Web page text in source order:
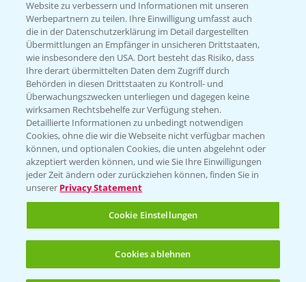
Bayer Global
Bayer CropScience World
Bayer Karriere
Bayer CropScience Austria
Bayer CropScience Schweiz
Presse
Vegetables Deutschland
Infos
LINKS
Apps
Website zu verbessern und Informationen mit unseren
Werbepartnern zu teilen. Ihre Einwilligung umfasst auch
die in der Datenschutzerklärung im Detail dargestellten
Übermittlungen an Empfänger in unsicheren Drittstaaten,
wie insbesondere den USA. Dort besteht das Risiko, dass
Ihre derart übermittelten Daten dem Zugriff durch
Behörden in diesen Drittstaaten zu Kontroll- und
Überwachungszwecken unterliegen und dagegen keine
wirksamen Rechtsbehelfe zur Verfügung stehen.
Detaillierte Informationen zu unbedingt notwendigen
Cookies, ohne die wir die Webseite nicht verfügbar machen
können, und optionalen Cookies, die unten abgelehnt oder
akzeptiert werden können, und wie Sie Ihre Einwilligungen
jeder Zeit ändern oder zurückziehen können, finden Sie in
unserer Privacy Statement
Cookie Einstellungen
Cookies ablehnen